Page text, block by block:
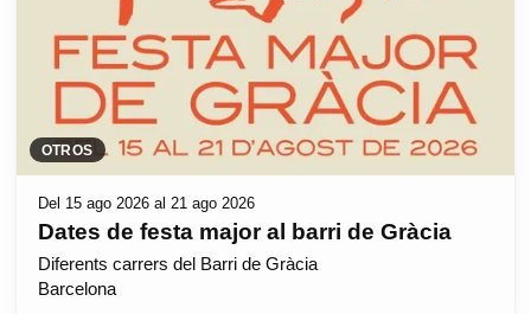
OTROS
Del 15 ago 2026 al 21 ago 2026
Dates de festa major al barri de Gràcia
Diferents carrers del Barri de Gràcia
Barcelona